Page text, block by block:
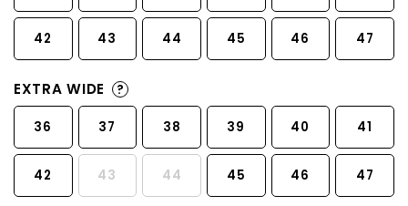
42 43 44 45 46 47
EXTRA WIDE ?
36 37 38 39 40 41
42 43 44 45 46 47